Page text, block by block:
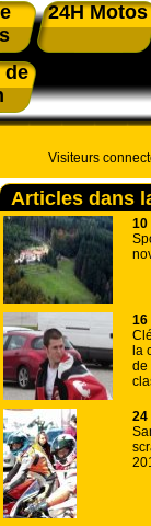
24H Motos
de
Visiteurs
Articles dans
10
16
la
de
24